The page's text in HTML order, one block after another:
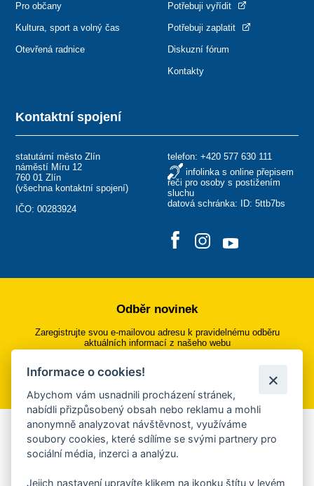
Kontaktní spojení
statutární město Zlín
náměstí Míru 12
760 01 Zlín
(všechna kontaktní spojení)
IČO: 00283924
telefon: +420 577 630 111
infolinka s online přepisem
řeči pro osoby s postižením
sluchu
datová schránka: ID: 5ttb7bs
Pro občany
Kultura, sport a volný čas
Otevřená radnice
Potřebuji vyřídit
Potřebuji zaplatit
Diskuzní fórum
Kontakty
Odběr novinek
Zaregistrujte svou e-mailovou adresu k pravidelnému odběru
aktuálních informací z našeho webu
Přihlásit se k odběru
Aplikace Mobilní rozhlas
Chcete dostávat do svého mobilu či mailu upozornění na
ankety, pozvánky na kulturní a sportovní akce?
Informace o cookies!
Abychom vám usnadnili procházení stránek,
nabídli přizpůsobený obsah nebo reklamu a mohli
anonymně analyzovat návštěvnost, využíváme
soubory cookies, které sdílíme se svými partnery pro
sociální média, inzerci a analýzu.
Jejich nastavení upravíte klikem na ikonku štítu v levém